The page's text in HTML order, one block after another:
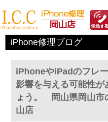
iPhone修理ブログ
iPhoneやiPadのフレ
影響を与える可能性が
ょう。 岡山県岡山市
山店